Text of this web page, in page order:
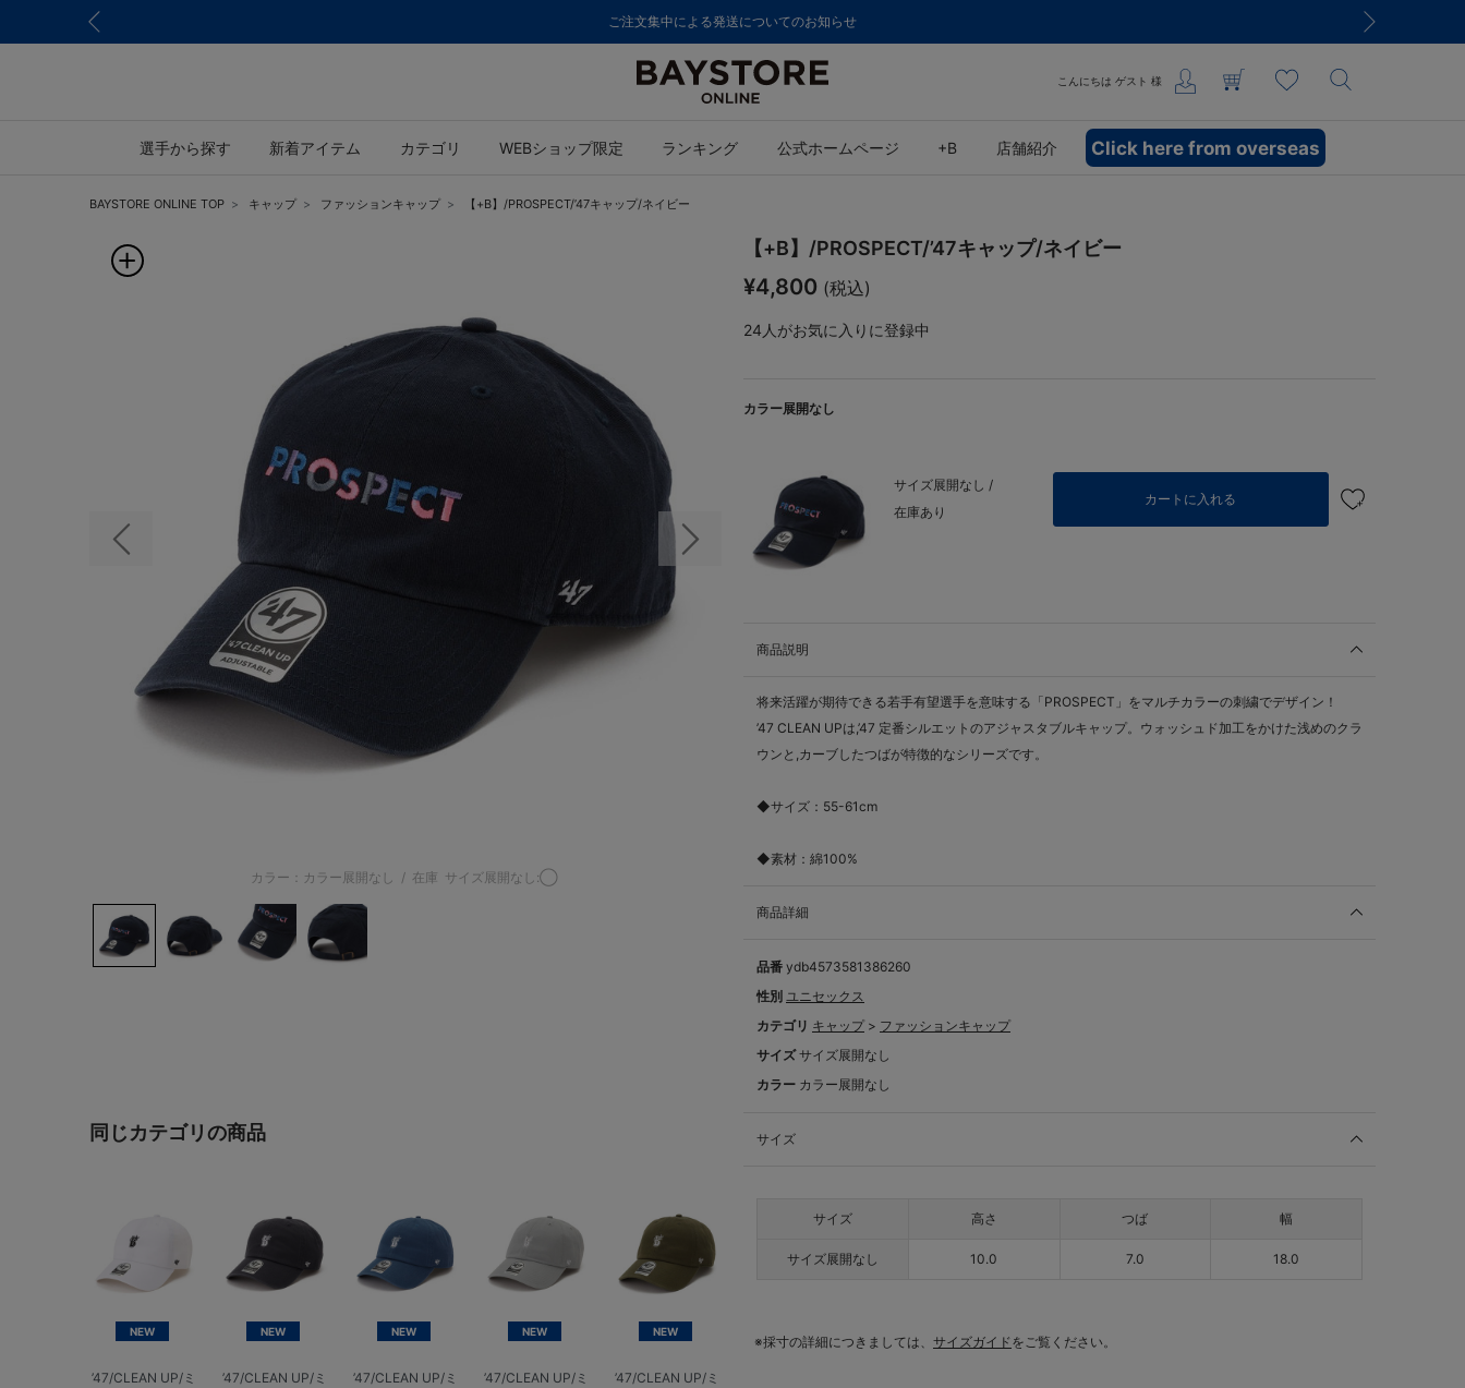
ご注文集中による発送についてのお知らせ
こんにちは ゲスト 様
選手から探す 新着アイテム カテゴリ WEBショップ限定 ランキング 公式ホームページ +B 店舗紹介 Click here from overseas
BAYSTORE ONLINE TOP キャップ ファッションキャップ 【+B】/PROSPECT/’47キャップ/ネイビー
前の画像 次の画像
カラー：カラー展開なし / 在庫 サイズ展開なし:◯
同じカテゴリの商品
NEW
’47/CLEAN UP/ミ
NEW
’47/CLEAN UP/ミ
NEW
’47/CLEAN UP/ミ
NEW
’47/CLEAN UP/ミ
NEW
’47/CLEAN UP/ミ
【+B】/PROSPECT/’47キャップ/ネイビー
¥4,800 (税込)
24 人がお気に入りに登録中
カラー展開なし
サイズ展開なし /
在庫あり
カートに入れる
商品説明
将来活躍が期待できる若手有望選手を意味する「PROSPECT」をマルチカラーの刺繍でデザイン！
’47 CLEAN UPは,’47 定番シルエットのアジャスタブルキャップ。ウォッシュド加工をかけた浅めのクラ
ウンと,カーブしたつばが特徴的なシリーズです。
◆サイズ：55-61cm
◆素材：綿100%
商品詳細
品番 ydb4573581386260
性別 ユニセックス
カテゴリ キャップ > ファッションキャップ
サイズ サイズ展開なし
カラー カラー展開なし
サイズ
サイズ 高さ つば 幅
サイズ展開なし 10.0 7.0 18.0
※採寸の詳細につきましては、 サイズガイドをご覧ください。